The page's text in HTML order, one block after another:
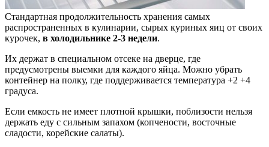
Стандартная продолжительность хранения самых
распространенных в кулинарии, сырых куриных яиц от своих
курочек, в холодильнике 2-3 недели.
Их держат в специальном отсеке на дверце, где
предусмотрены выемки для каждого яйца. Можно убрать
контейнер на полку, где поддерживается температура +2 +4
градуса.
Если емкость не имеет плотной крышки, поблизости нельзя
держать еду с сильным запахом (копчености, восточные
сладости, корейские салаты).